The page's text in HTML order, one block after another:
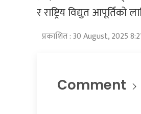
र राष्ट्रिय विद्युत
प्रकाशित : 30 August, 2025
Comment